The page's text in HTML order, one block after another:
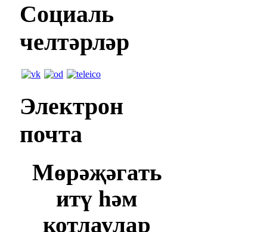
Социаль
челтәрләр
Электрон
почта
Мөрәҗәгать
итү һәм
котлаулар